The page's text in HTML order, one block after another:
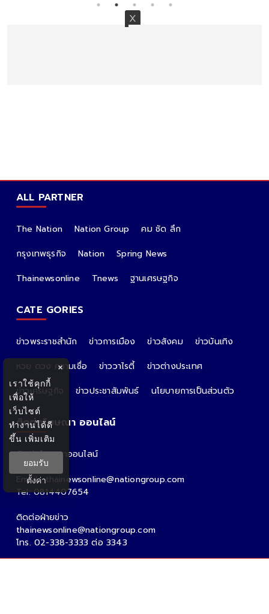
ALL PARTNER
The Nation Nation Group
คม ชัด ลึก
กรุงเทพธุรกิจ
Nation
Spring News
Thainewsonline
Tnews ฐานเศรษฐกิจ
CATE GORIES
ข่าวพระราชสำนัก ข่าวการเมือง ข่าวสังคม
ข่าวบันเทิง
หวย ดวง ความเชื่อ
ข่าววาไรตี้
ข่าวต่างประเทศ
ข่าวเศรษฐกิจ
ข่าวประชาสัมพันธ์ นโยบายการเป็นส่วนตัว
ติดต่อโฆษณา ออนไลน์
ติดต่อโฆษณาออนไลน์
คุณอ้อ
Email : thainewsonline@nationgroup.com
Tel: 0814407654
ติดต่อฝ่ายข่าว
thainewsonline@nationgroup.com
โทร. 02-338-3333 ต่อ 3343
×
เราใช้คุกกี้
เพื่อให้
เว็บไซต์
ทำงานได้ดี
ขึ้น เพิ่มเติม
ยอมรับ
ตั้งค่า